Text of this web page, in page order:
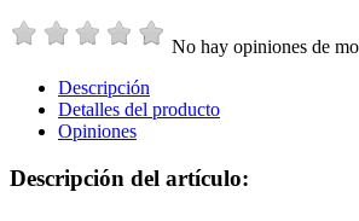
No hay opiniones de
Descripción
Detalles del producto
Opiniones
Descripción del artículo: